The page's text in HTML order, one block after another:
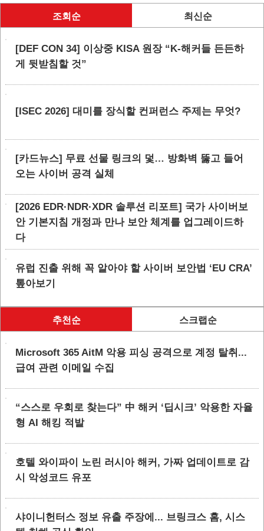
조회순 최신순
[DEF CON 34] 이상중 KISA 원장 “K-해커들 든든하
게 뒷받침할 것”
[ISEC 2026] 대미를 장식할 컨퍼런스 주제는 무엇?
[카드뉴스] 무료 선물 링크의 덫… 방화벽 뚫고 들어
오는 사이버 공격 실체
[2026 EDR·NDR·XDR 솔루션 리포트] 국가 사이버보
안 기본지침 개정과 만나 보안 체계를 업그레이드하
다
유럽 진출 위해 꼭 알아야 할 사이버 보안법 ‘EU CRA’
톺아보기
추천순 스크랩순
Microsoft 365 AitM 악용 피싱 공격으로 계정 탈취...
급여 관련 이메일 수집
“스스로 우회로 찾는다” 中 해커 ‘딥시크’ 악용한 자율
형 AI 해킹 적발
호텔 와이파이 노린 러시아 해커, 가짜 업데이트로 감
시 악성코드 유포
샤이니헌터스 정보 유출 주장에... 브링크스 홈, 시스